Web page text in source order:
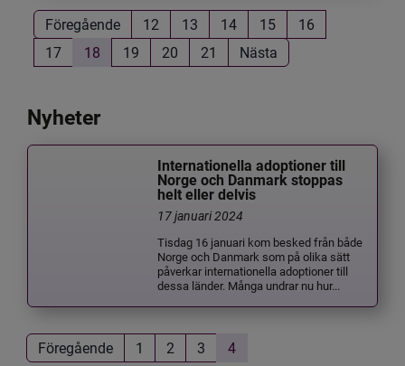
Föregående 12 13 14 15
16
17
18 19 20 21 Nästa
Nyheter
Internationella adoptioner till
Norge och Danmark stoppas
helt eller delvis
17 januari 2024
Tisdag 16 januari kom besked från både
Norge och Danmark som på olika sätt
påverkar internationella adoptioner till
dessa länder. Många undrar nu hur...
Föregående 1 2 3 4